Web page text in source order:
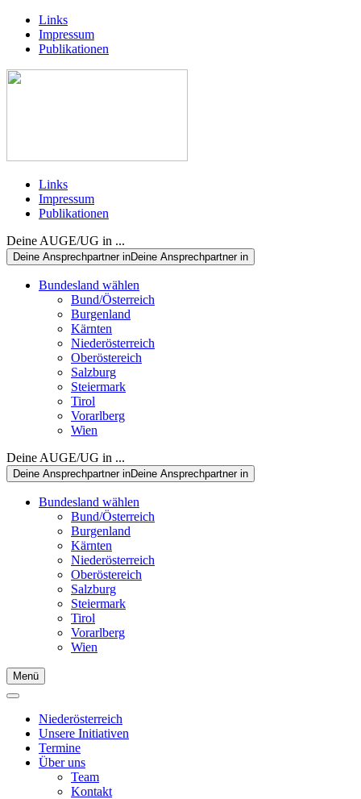
Links
Impressum
Publikationen
Links
Impressum
Publikationen
Deine AUGE/UG in ...
Deine Ansprechpartner inDeine Ansprechpartner in
Bundesland wählen
Bund/Österreich
Burgenland
Kärnten
Niederösterreich
Oberöstereich
Salzburg
Steiermark
Tirol
Vorarlberg
Wien
Deine AUGE/UG in ...
Deine Ansprechpartner inDeine Ansprechpartner in
Bundesland wählen
Bund/Österreich
Burgenland
Kärnten
Niederösterreich
Oberöstereich
Salzburg
Steiermark
Tirol
Vorarlberg
Wien
Menü
Niederösterreich
Unsere Initiativen
Termine
Über uns
Team
Kontakt